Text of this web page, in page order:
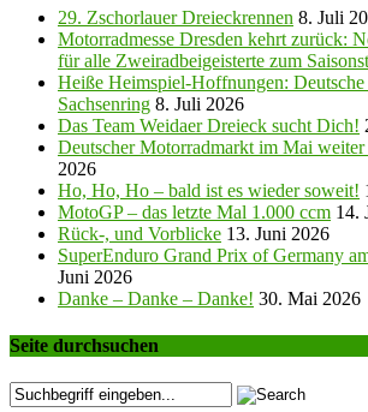
29. Zschorlauer Dreieckrennen 8. Juli
Motorradmesse Dresden kehrt zurück:
für alle Zweiradbeigeisterte zum
Heiße Heimspiel-Hoffnungen: Deutsche
Sachsenring 8. Juli 2026
Das Team Weidaer Dreieck sucht Dich!
Deutscher Motorradmarkt im Mai
2026
Ho, Ho, Ho – bald ist es wieder soweit!
MotoGP – das letzte Mal 1.000 ccm 14.
Rück-, und Vorblicke 13. Juni 2026
SuperEnduro Grand Prix of Germany
Juni 2026
Danke – Danke – Danke! 30. Mai 2026
Seite durchsuchen